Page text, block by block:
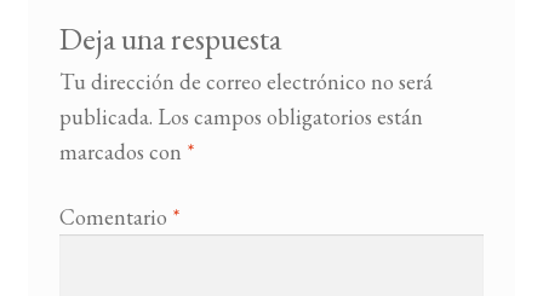
BUSCAR
LISTA DE LIBROS
Deja una respuesta
Tu dirección de correo electrónico no será
publicada. Los campos obligatorios están
marcados con *
Comentario *